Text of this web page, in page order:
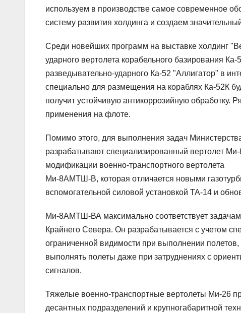
используем в производстве самое современное
систему развития холдинга и создаем
Среди новейших программ на выставке холдинг
ударного вертолета корабельного базирования
разведывательно-ударного Ка-52 "Аллигатор" в
специально для размещения на кораблях Ка-52К
получит устойчивую антикоррозийную обработку.
применения на флоте.
Помимо этого, для выполнения задач
разрабатывают специализированный вертолет
модификации военно-транспортного вертолета
Ми-8АМТШ-В, которая отличается новыми
вспомогательной силовой установкой ТА-14 и
Ми-8АМТШ-ВА максимально соответствует
Крайнего Севера. Он разрабатывается с учетом
ограниченной видимости при выполнении
выполнять полеты даже при затруднениях с
сигналов.
Тяжелые военно-транспортные вертолеты Ми-26
десантных подразделений и крупногабаритной